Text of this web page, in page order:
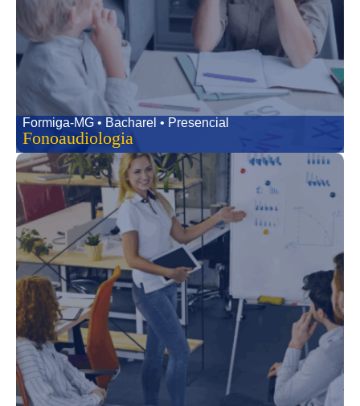
Formiga-MG • Bacharel • Presencial
Fonoaudiologia